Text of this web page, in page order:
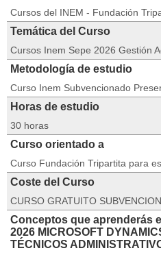
Cursos del INEM - Fundación
Temática del Curso
Cursos Inem Sepe 2026 Gestión
Metodología de estudio
Curso Inem Subvencionado
Horas de estudio
30 horas
Curso orientado a
Curso Fundación Tripartita para
Coste del Curso
CURSO GRATUITO
Conceptos que aprenderás
2026 MICROSOFT
TÉCNICOS